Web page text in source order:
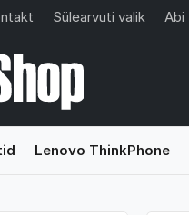
Sülearvuti valik Abi
Lenovo ThinkPhone